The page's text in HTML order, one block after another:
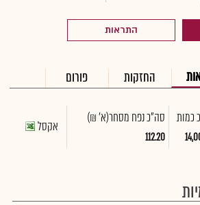
התראות
החזקות פורום
כמות סה"כ נפח מסחר(א' ₪)
112.20
אקסל